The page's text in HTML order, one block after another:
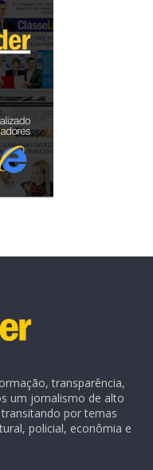
transparência,
um jornalismo de alto
por temas
policial, econômia e